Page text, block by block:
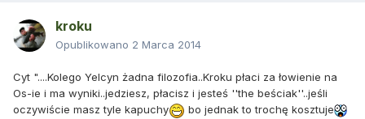
kroku
Opublikowano 2 Marca 2014
Cyt "....Kolego Yelcyn żadna filozofia..Kroku płaci za łowienie na
Os-ie i ma wyniki..jedziesz, płacisz i jesteś ''the beściak''..jeśli
oczywiście masz tyle kapuchy
bo jednak to trochę kosztuje